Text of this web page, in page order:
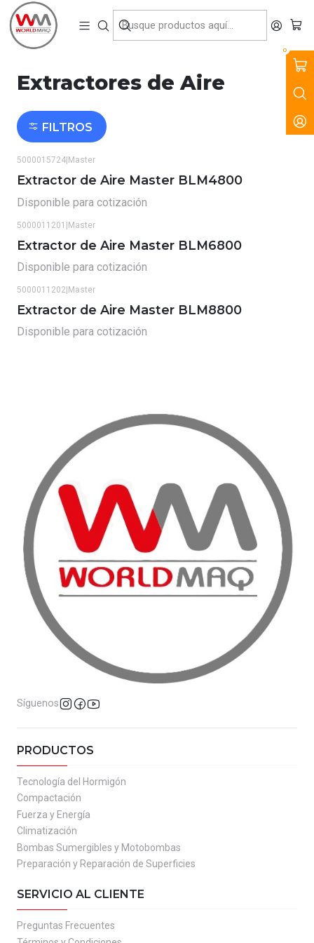
0
VENTA, ARRIENDO Y SERVICIO DE MAQUINARIA PARA LA
CONSTRUCCIÓN, MINERÍA E INDUSTRIA.
Inicio Productos Climatización
Extractores de Aire
FILTROS
5000015724 Master
Extractor de Aire Master BLM4800
Disponible para cotización
5000011201 |Master
Extractor de Aire Master BLM6800
Disponible para cotización
5000011202 Master
Extractor de Aire Master BLM8800
Disponible para cotización
Síguenos
PRODUCTOS
Tecnología del Hormigón
Compactación
Fuerza y Energía
Climatización
Bombas Sumergibles y Motobombas
Preparación y Reparación de Superficies
SERVICIO AL CLIENTE
Preguntas Frecuentes